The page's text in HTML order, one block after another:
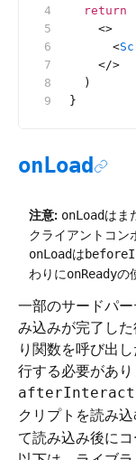
  return
    <>
      <
    </>
  )
}
onLoad
注意: onLoadはま
クライアントコン
onLoadは
わりにonReadyの
一部のサードパ
み込みが完了し
り関数を呼び出
行する必要があ
クリプトを読み込
て読み込み後にコ